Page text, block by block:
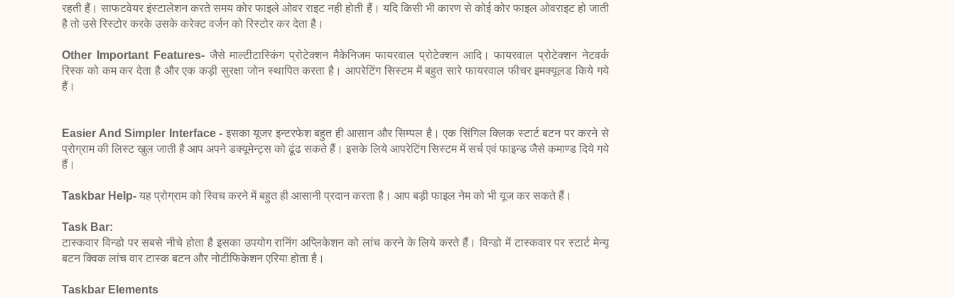
रहती हैं। साफटवेयर इंस्टालेशन करते समय कोर फाइले ओवर राइट नही होती हैं। यदि किसी भी कारण से कोई कोर फाइल ओवराइट हो जाती
है तो उसे रिस्टोर करके उसके करेक्ट वर्जन को रिस्टोर कर देता है।
Other Important Features- जैसे माल्टीटास्किंग प्रोटेक्शन मैकेनिजम फायरवाल प्रोटेक्शन आदि। फायरवाल प्रोटेक्शन नेटवर्क
रिस्क को कम कर देता है और एक कड़ी सुरक्षा जोन स्थापित करता है। आपरेटिंग सिस्टम में बहुत सारे फायरवाल फीचर इमक्यूलड किये गये
हैं।
Easier And Simpler Interface - इसका यूजर इन्टरफेश बहुत ही आसान और सिम्पल है। एक सिंगिल क्लिक स्टार्ट बटन पर करने से
प्रोग्राम की लिस्ट खुल जाती है आप अपने डक्यूमेन्ट्स को ढूंढ सकते हैं। इसके लिये आपरेटिंग सिस्टम में सर्च एवं फाइन्ड जैसे कमाण्ड दिये गये
हैं।
Taskbar Help- यह प्रोग्राम को स्विच करने में बहुत ही आसानी प्रदान करता है। आप बड़ी फाइल नेम को भी यूज कर सकते हैं।
Task Bar:
टास्कवार विन्डो पर सबसे नीचे होता है इसका उपयोग रानिंग अप्लिकेशन को लांच करने के लिये करते हैं। विन्डो में टास्कवार पर स्टार्ट मेन्यू
बटन क्विक लांच वार टास्क बटन और नोटीफिकेशन एरिया होता है।
Taskbar Elements